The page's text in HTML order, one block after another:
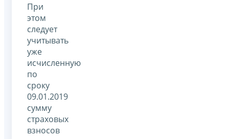
При
этом
следует
учитывать
уже
исчисленную
по
сроку
09.01.2019
сумму
страховых
взносов